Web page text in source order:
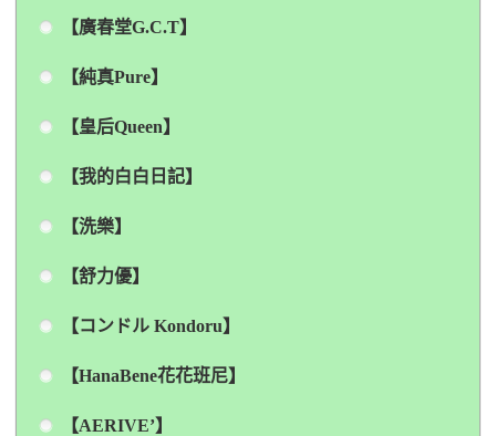
【廣春堂G.C.T】
【純真Pure】
【皇后Queen】
【我的白白日記】
【洗樂】
【舒力優】
【コンドル Kondoru】
【HanaBene花花班尼】
【AERIVE’】